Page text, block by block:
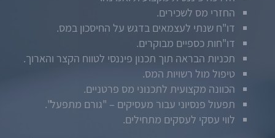
החזרי מס לשכירים.
דו"ח שנתי לעצמאים בדגש על החיסכון במס.
דו"חות כספיים מבוקרים.
תכניות הבראה תוך תכנון פיננסי לטווח הקצר והארוך.
טיפול מול רשויות המס.
הכוונה מקצועית לתכנוני מס פרטניים.
תפעול פנסיוני עבור מעסיקים – "גורם מתפעל".
לווי עסקי לעסקים מתחילים.